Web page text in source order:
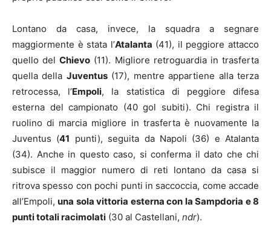
Lontano da casa, invece, la squadra a segnare
maggiormente è stata l’Atalanta (41), il peggiore attacco
quello delChievo (11). Migliore retroguardia in trasferta
quella della Juventus(17), mentre appartiene alla terza
retrocessa, l’Empoli, la statistica di peggiore difesa
esterna del campionato (40 gol subiti). Chi registra il
ruolino di marcia migliore in trasferta è nuovamente la
Juventus (41 punti), seguita da Napoli (36) e Atalanta
(34). Anche in questo caso, si conferma il dato che chi
subisce il maggior numero di reti lontano da casa si
ritrova spesso con pochi punti in saccoccia, come accade
all’Empoli,una sola vittoria esterna con la Sampdoria e 8
punti totali racimolati (30 al Castellani, ndr).